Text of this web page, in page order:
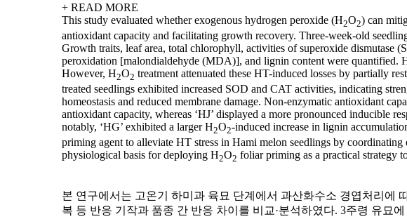
+ READ MORE
This study evaluated whether exogenous hydrogen peroxide (H2O2) can
antioxidant capacity and facilitating growth recovery. Three-week-old
Growth traits, leaf area, total chlorophyll, activities of superoxide dismutase
peroxidation [malondialdehyde (MDA)], and lignin content were quantified.
However, H2O2 treatment attenuated these HT-induced losses by partially
treated seedlings exhibited increased SOD and CAT activities, indicating
homeostasis and reduced membrane damage. Non-enzymatic antioxidant
antioxidant capacity, whereas ‘HJ’ displayed a more pronounced inducible
notably, ‘HG’ exhibited a larger H2O2-induced increase in lignin
priming agent to alleviate HT stress in Hami melon seedlings by
physiological basis for deploying H2O2 foliar priming as a practical strategy
본 연구에서는 고온기 하미과 육묘 단계에서 과산화수소 경엽처리에
복 등 반응 기작과 품종 간 반응 차이를 비교·분석하였다. 3주령 유묘